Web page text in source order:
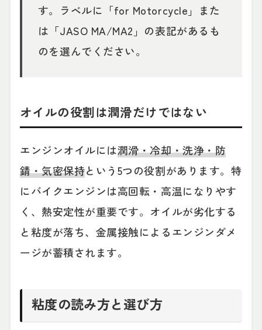
す。ラベルに「for Motorcycle」また
は「JASO MA/MA2」の表記があるも
のを選んでください。
オイルの役割は潤滑だけではない
エンジンオイルには潤滑・冷却・洗浄・防
錆・気密保持という5つの役割があります。特
にバイクエンジンは高回転・高温になりやす
く、熱安定性が重要です。オイルが劣化する
と粘度が落ち、金属接触によるエンジンダメ
ージが蓄積されます。
粘度の読み方と選び方